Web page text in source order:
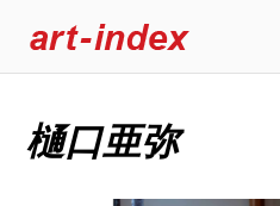
樋口亜弥